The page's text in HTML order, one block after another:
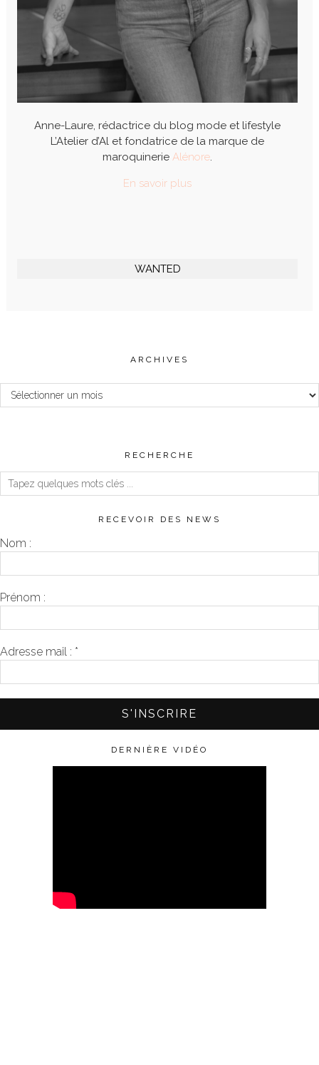
Anne-Laure, rédactrice du blog mode et lifestyle
L’Atelier d’Al et fondatrice de la marque de
maroquinerie Alénore.
En savoir plus
WANTED
ARCHIVES
Archives
RECHERCHE
RECEVOIR DES NEWS
Nom :
Prénom :
Adresse mail : *
DERNIÈRE VIDÉO